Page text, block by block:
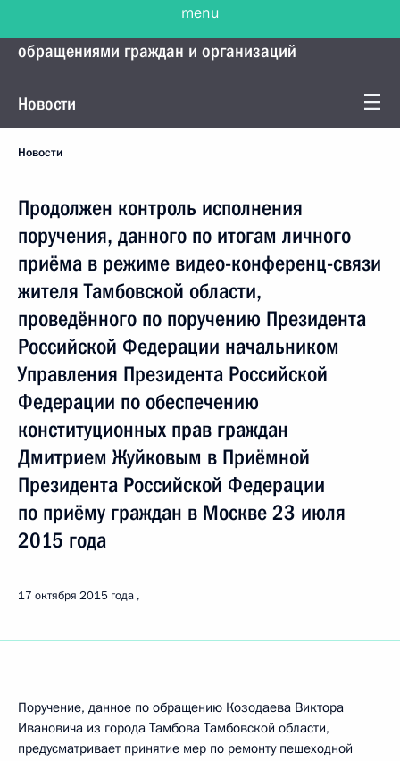
обращениями граждан и организаций
Новости
Новости
Продолжен контроль исполнения
поручения, данного по итогам личного
приёма в режиме видео-конференц-связи
жителя Тамбовской области,
проведённого по поручению Президента
Российской Федерации начальником
Управления Президента Российской
Федерации по обеспечению
конституционных прав граждан
Дмитрием Жуйковым в Приёмной
Президента Российской Федерации
по приёму граждан в Москве 23 июля
2015 года
17 октября 2015 года
Поручение, данное по обращению Козодаева Виктора
Ивановича из города Тамбова Тамбовской области,
предусматривает принятие мер по ремонту пешеходной